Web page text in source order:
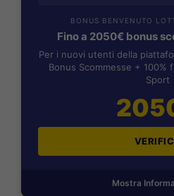
BONUS BENVENUTO
Fino a 2050€ bonus
Per i nuovi utenti della
Bonus Scommesse + 100%
Sport
Mostra